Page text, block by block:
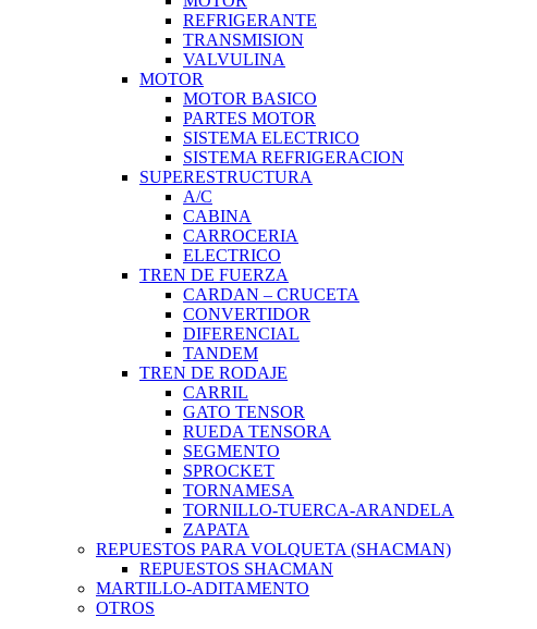
REFRIGERANTE
TRANSMISION
VALVULINA
MOTOR
MOTOR BASICO
PARTES MOTOR
SISTEMA ELECTRICO
SISTEMA REFRIGERACION
SUPERESTRUCTURA
A/C
CABINA
CARROCERIA
ELECTRICO
TREN DE FUERZA
CARDAN – CRUCETA
CONVERTIDOR
DIFERENCIAL
TANDEM
TREN DE RODAJE
CARRIL
GATO TENSOR
RUEDA TENSORA
SEGMENTO
SPROCKET
TORNAMESA
TORNILLO-TUERCA-ARANDELA
ZAPATA
REPUESTOS PARA VOLQUETA (SHACMAN)
REPUESTOS SHACMAN
MARTILLO-ADITAMENTO
OTROS